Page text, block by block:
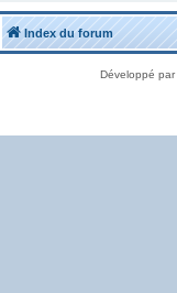
Index du forum
Développé par